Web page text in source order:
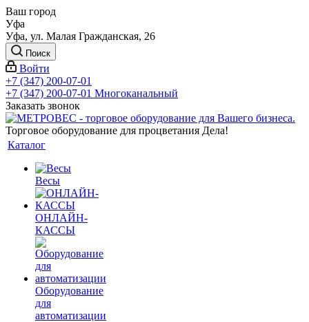
Ваш город
Уфа
Уфа, ул. Малая Гражданская, 26
Поиск
Войти
+7 (347) 200-07-01
+7 (347) 200-07-01 Многоканальный
Заказать звонок
Торговое оборудование для процветания Дела!
Каталог
Весы
ОНЛАЙН-
КАССЫ
Оборудование
для
автоматизации